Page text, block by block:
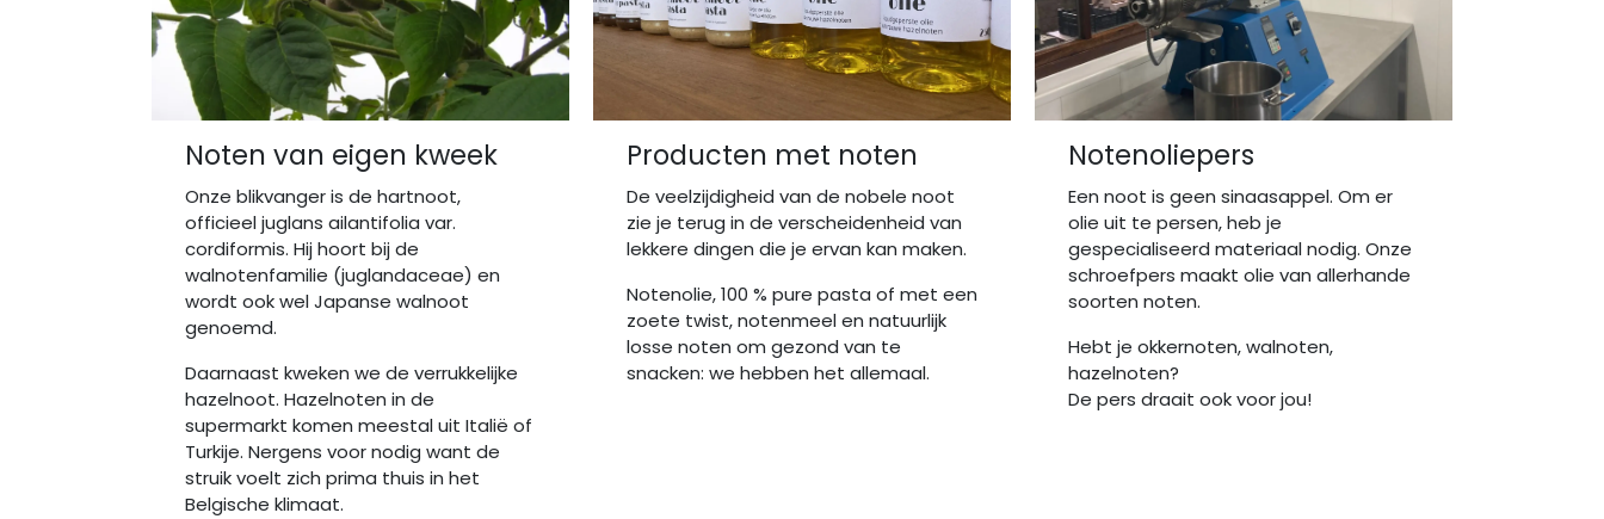
Producten met noten
De veelzijdigheid van de nobele noot
zie je terug in de verscheidenheid van
lekkere dingen die je ervan kan maken.
Notenolie, 100 % pure pasta of met een
zoete twist, notenmeel en natuurlijk
losse noten om gezond van te
snacken: we hebben het allemaal.
Notenoliepers
Een noot is geen sinaasappel. Om er
olie uit te persen, heb je
gespecialiseerd materiaal nodig. Onze
schroefpers maakt olie van allerhande
soorten noten.
Hebt je okkernoten, walnoten,
hazelnoten?
De pers draait ook voor jou!
Noten van eigen kweek
Onze blikvanger is de hartnoot,
officieel juglans ailantifolia var.
cordiformis. Hij hoort bij de
walnotenfamilie (juglandaceae) en
wordt ook wel Japanse walnoot
genoemd.
Daarnaast kweken we de verrukkelijke
hazelnoot. Hazelnoten in de
supermarkt komen meestal uit Italië of
Turkije. Nergens voor nodig want de
struik voelt zich prima thuis in het
Belgische klimaat.